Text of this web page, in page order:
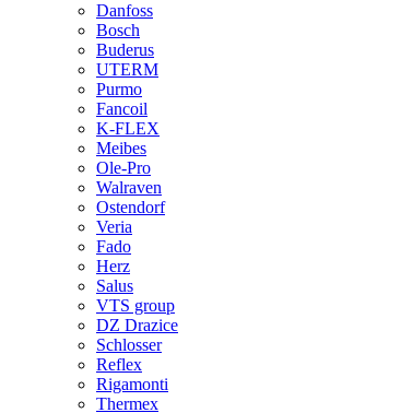
Danfoss
Bosch
Buderus
UTERM
Purmo
Fancoil
K-FLEX
Meibes
Ole-Pro
Walraven
Ostendorf
Veria
Fado
Herz
Salus
VTS group
DZ Drazice
Schlosser
Reflex
Rigamonti
Thermex